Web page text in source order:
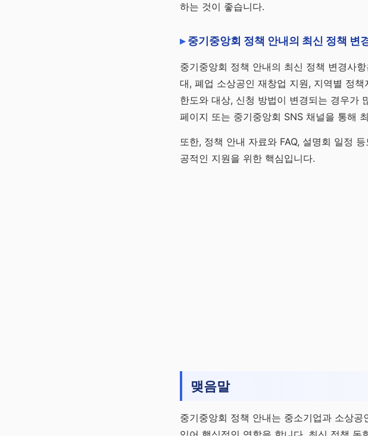
하는 것이 좋습니다.
중기중앙회 정책 안내의 최신 정책 변
중기중앙회 정책 안내의 최신 정책 변경사
대, 폐업 소상공인 재창업 지원, 지역별 정
한도와 대상, 신청 방법이 변경되는 경우가
페이지 또는 중기중앙회 SNS 채널을 통해
또한, 정책 안내 자료와 FAQ, 설명회 일정
공적인 지원을 위한 핵심입니다.
맺음말
중기중앙회 정책 안내는 중소기업과 소상